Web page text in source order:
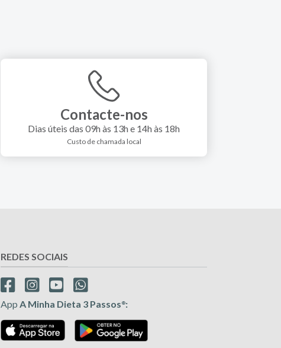
Contacte-nos
Dias úteis das 09h às 13h e 14h às 18h
Custo de chamada local
REDES SOCIAIS
AppA Minha Dieta 3 Passos ®: